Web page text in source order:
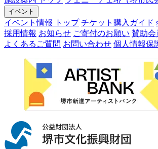
イベント
イベント情報 トップ チケット購入ガイド
採用情報 お知らせ ご寄付のお願い 賛助会
よくあるご質問 お問い合わせ 個人情報保